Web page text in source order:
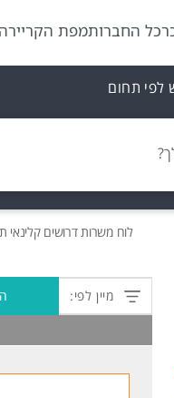
כל החברותמפת
לפי תחום
לוח משרותדרושים קלינאי
מיין לפי: